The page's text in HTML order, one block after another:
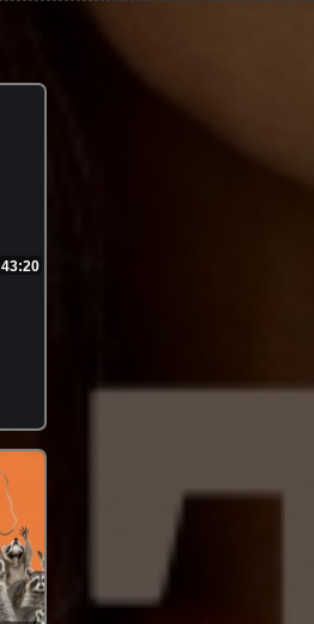
43:20